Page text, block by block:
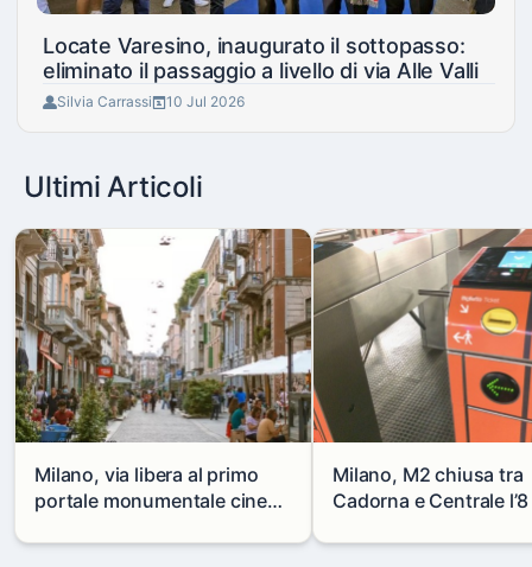
Locate Varesino, inaugurato il sottopasso:
eliminato il passaggio a livello di via Alle Valli
Silvia Carrassi 10 Jul 2026
Ultimi Articoli
Milano, via libera al primo
portale monumentale cinese
Milano, M2 chiusa tra
Cadorna e Centrale
alternative